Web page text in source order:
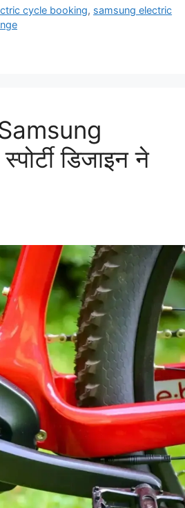
cycle booking, samsung electric
डिजाइन ने